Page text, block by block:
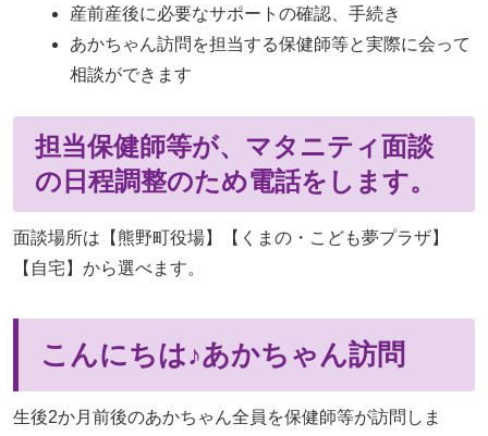
産前産後に必要なサポートの確認、手続き
あかちゃん訪問を担当する保健師等と実際に会って
相談ができます
担当保健師等が、マタニティ面談
の日程調整のため電話をします。
面談場所は【熊野町役場】【くまの・こども夢プラザ】
【自宅】から選べます。
こんにちは♪あかちゃん訪問
生後2か月前後のあかちゃん全員を保健師等が訪問しま